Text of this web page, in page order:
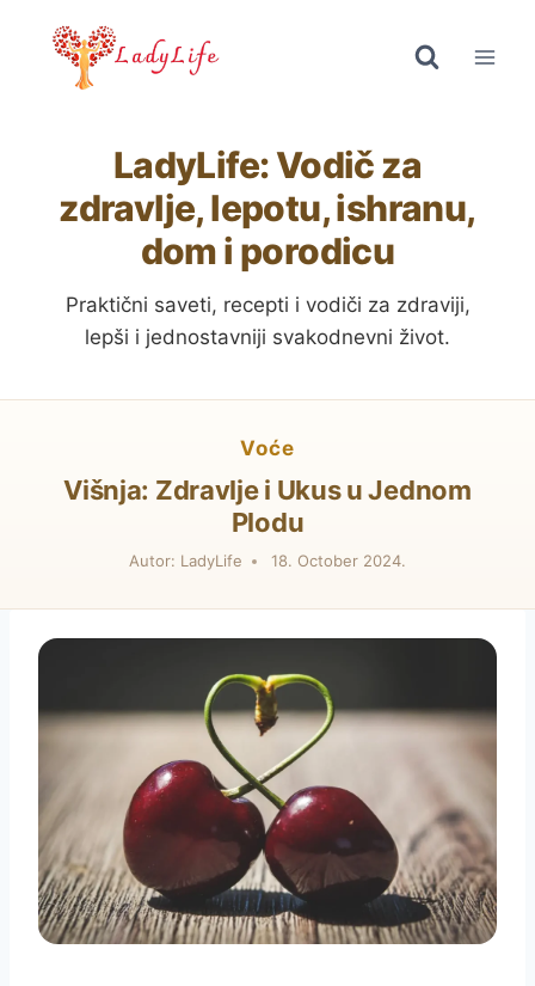
LadyLife: Vodič za
zdravlje, lepotu, ishranu,
dom i porodicu
Praktični saveti, recepti i vodiči za zdraviji,
lepši i jednostavniji svakodnevni život.
voće
Višnja: Zdravlje i Ukus u Jednom
Plodu
Autor: LadyLife 18. October 2024.